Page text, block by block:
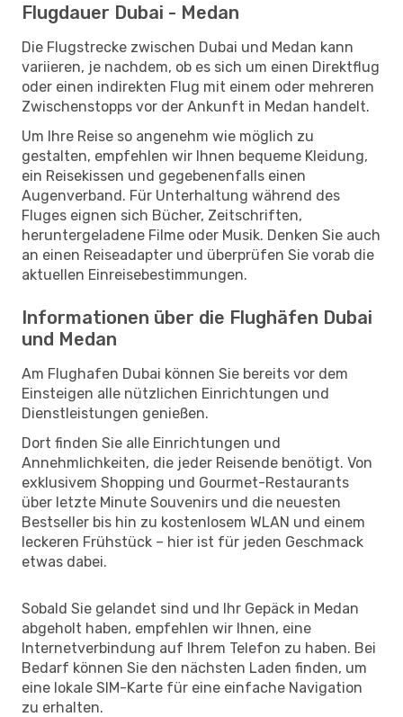
Flugdauer Dubai - Medan
Die Flugstrecke zwischen Dubai und Medan kann
variieren, je nachdem, ob es sich um einen Direktflug
oder einen indirekten Flug mit einem oder mehreren
Zwischenstopps vor der Ankunft in Medan handelt.
Um Ihre Reise so angenehm wie möglich zu
gestalten, empfehlen wir Ihnen bequeme Kleidung,
ein Reisekissen und gegebenenfalls einen
Augenverband. Für Unterhaltung während des
Fluges eignen sich Bücher, Zeitschriften,
heruntergeladene Filme oder Musik. Denken Sie auch
an einen Reiseadapter und überprüfen Sie vorab die
aktuellen Einreisebestimmungen.
Informationen über die Flughäfen Dubai
und Medan
Am Flughafen Dubai können Sie bereits vor dem
Einsteigen alle nützlichen Einrichtungen und
Dienstleistungen genießen.
Dort finden Sie alle Einrichtungen und
Annehmlichkeiten, die jeder Reisende benötigt. Von
exklusivem Shopping und Gourmet-Restaurants
über letzte Minute Souvenirs und die neuesten
Bestseller bis hin zu kostenlosem WLAN und einem
leckeren Frühstück – hier ist für jeden Geschmack
etwas dabei.
Sobald Sie gelandet sind und Ihr Gepäck in Medan
abgeholt haben, empfehlen wir Ihnen, eine
Internetverbindung auf Ihrem Telefon zu haben. Bei
Bedarf können Sie den nächsten Laden finden, um
eine lokale SIM-Karte für eine einfache Navigation
zu erhalten.